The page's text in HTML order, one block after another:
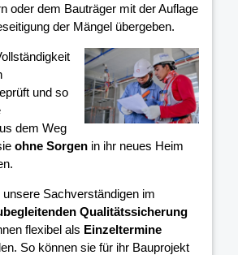
oder dem Bauträger mit der Auflage
der Mängel übergeben.
und so
dem Weg
ohne Sorgen in ihr neues Heim
unsere Sachverständigen im
Qualitätssicherung
flexibel als Einzeltermine
So können sie für ihr Bauprojekt